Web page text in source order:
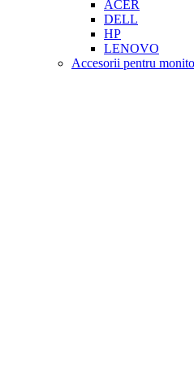
ACER
DELL
HP
LENOVO
Accesorii pentru